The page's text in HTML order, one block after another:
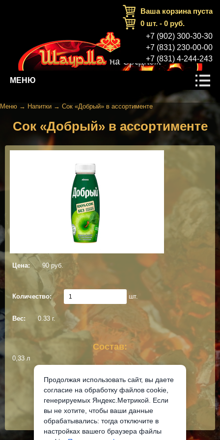
Ваша корзина пуста
0 шт. - 0 руб.
+7 (902) 300-30-30
+7 (831) 230-00-00
+7 (831) 4-244-243
МЕНЮ
Меню → Напитки → Сок «Добрый» в ассортименте
Сок «Добрый» в ассортименте
Цена: 90 руб.
Количество: шт.
Вес: 0.33 г.
Состав:
0,33 л
Добавить в корзину
Продолжая использовать сайт, вы даете
согласие на обработку файлов cookie,
генерируемых Яндекс.Метрикой. Если
вы не хотите, чтобы ваши данные
обрабатывались: тогда отключите в
настройках вашего браузера файлы